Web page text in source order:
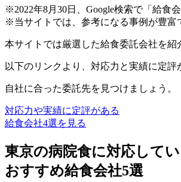
※2022年8月30日、Google検索で「給食
※当サイトでは、参考になる事例が豊富
本サイトでは厳選した給食委託会社を紹
以下のリンクより、対応力と実績に定
自社に合った委託先を見つけましょう。
対応力や実績に定評がある
給食会社4選を見る
東京の病院食に対応して
おすすめ給食会社5選